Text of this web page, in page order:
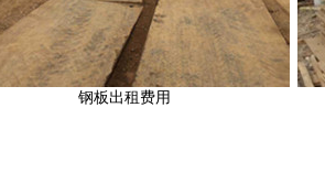
钢板出租费用